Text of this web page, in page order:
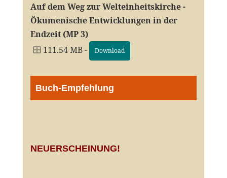
Auf dem Weg zur Welteinheitskirche -
Ökumenische Entwicklungen in der
Endzeit (MP 3)
111.54 MB -
Download
Buch-Empfehlung
NEUERSCHEINUNG!